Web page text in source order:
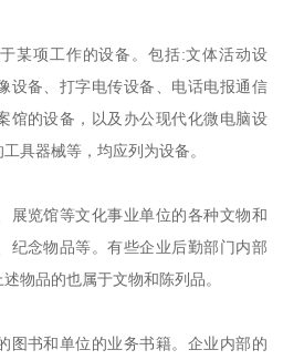
某项工作的设备。包括:文体活动设
设备、打字电传设备、电话电报通信
馆的设备，以及办公现代化微电脑设
具器械等，均应列为设备。
展览馆等文化事业单位的各种文物和
纪念物品等。有些企业后勤部门内部
物品的也属于文物和陈列品。
图书和单位的业务书籍。企业内部的